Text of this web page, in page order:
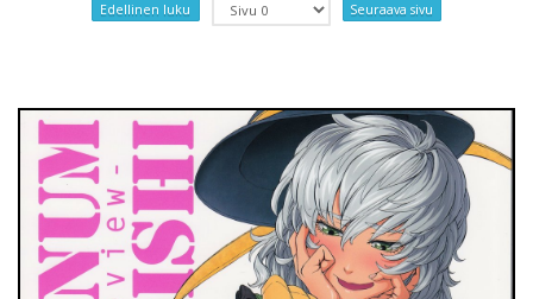
Edellinen luku Seuraava sivu